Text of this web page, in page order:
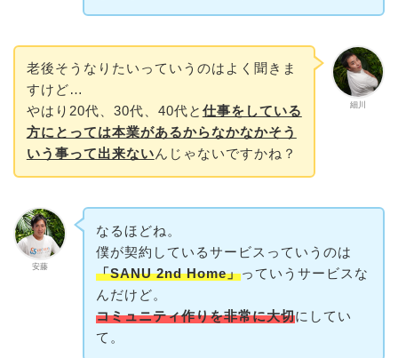
細川
老後そうなりたいっていうのはよく聞きま
すけど…
やはり20代、30代、40代と 仕事をしている
方にとっては本業があるからなかなかそう
いう事って出来ないんじゃないですかね？
安藤
なるほどね。
僕が契約しているサービスっていうのは
「SANU 2nd Home」っていうサービスな
んだけど。
コミュニティ作りを非常に大切にしてい
て。